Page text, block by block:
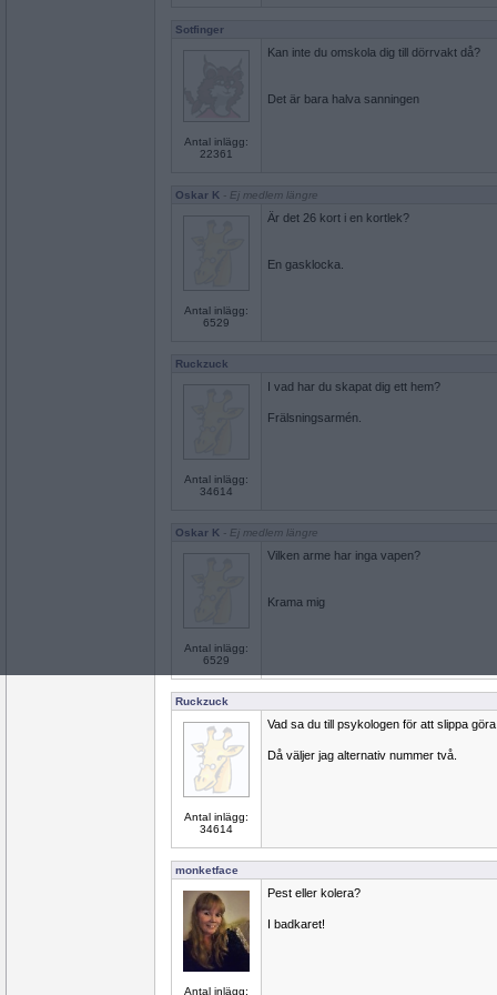
Sotfinger
Antal inlägg:
22361
Kan inte du omskola dig till dörrvakt då?
Det är bara halva sanningen
Oskar K - Ej medlem längre
Antal inlägg:
6529
Är det 26 kort i en kortlek?
En gasklocka.
Ruckzuck
Antal inlägg:
34614
I vad har du skapat dig ett hem?
Frälsningsarmén.
Oskar K - Ej medlem längre
Antal inlägg:
6529
Vilken arme har inga vapen?
Krama mig
Ruckzuck
Antal inlägg:
34614
Vad sa du till psykologen för att slippa
Då väljer jag alternativ nummer två.
monketface
Antal inlägg:
Pest eller kolera?
I badkaret!